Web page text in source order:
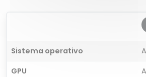
Sistema operativo
GPU